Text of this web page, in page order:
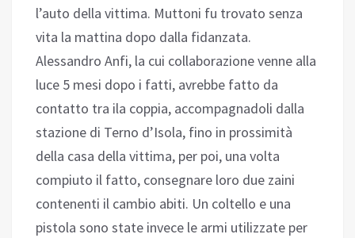
l’auto della vittima. Muttoni fu trovato senza
vita la mattina dopo dalla fidanzata.
Alessandro Anfi, la cui collaborazione venne alla
luce 5 mesi dopo i fatti, avrebbe fatto da
contatto tra ila coppia, accompagnadoli dalla
stazione di Terno d’Isola, fino in prossimità
della casa della vittima, per poi, una volta
compiuto il fatto, consegnare loro due zaini
contenenti il cambio abiti. Un coltello e una
pistola sono state invece le armi utilizzate per